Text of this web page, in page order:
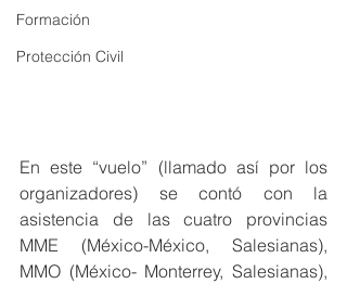
Formación
Protección Civil
En este “vuelo” (llamado así por los
organizadores) se contó con la
asistencia de las cuatro provincias
MME (México-México, Salesianas),
MMO (México- Monterrey, Salesianas),